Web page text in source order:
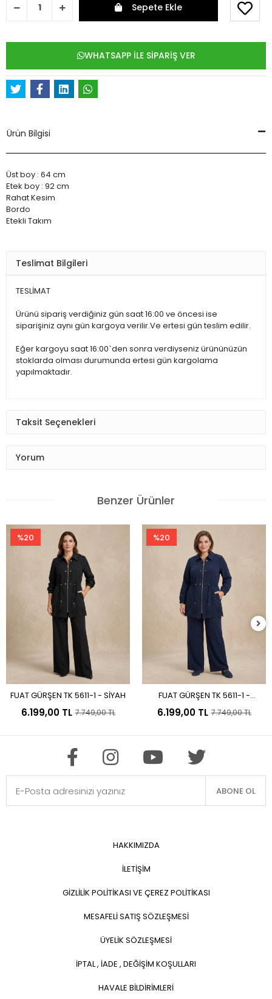
Sepete Ekle
WHATSAPP İLE SİPARİŞ VER
Ürün Bilgisi
Üst boy : 64 cm
Etek boy : 92 cm
Rahat Kesim
Bordo
Etekli Takım
Teslimat Bilgileri
TESLİMAT
Ürünü sipariş verdiğiniz gün saat 16:00 ve öncesi ise
siparişiniz aynı gün kargoya verilir.Ve ertesi gün teslim edilir.
Eğer kargoyu saat 16:00`den sonra verdiyseniz ürününüzün
stoklarda olması durumunda ertesi gün kargolama
yapılmaktadır.
Taksit Seçenekleri
Yorum
Benzer Ürünler
%20
Sepete Ekle
FUAT GÜRŞEN TK 5611-1 - SİYAH
6.199,00 TL 7.749,00 TL
%20
Sepete Ekle
FUAT GÜRŞEN TK 5611-1 -
LACİVERT
6.199,00 TL 7.749,00 TL
ABONE OL
HAKKIMIZDA
İLETİŞİM
GİZLİLİK POLİTİKASI VE ÇEREZ POLİTİKASI
MESAFELİ SATIŞ SÖZLEŞMESİ
ÜYELİK SÖZLEŞMESİ
İPTAL , İADE , DEĞİŞİM KOŞULLARI
HAVALE BİLDİRİMLERİ